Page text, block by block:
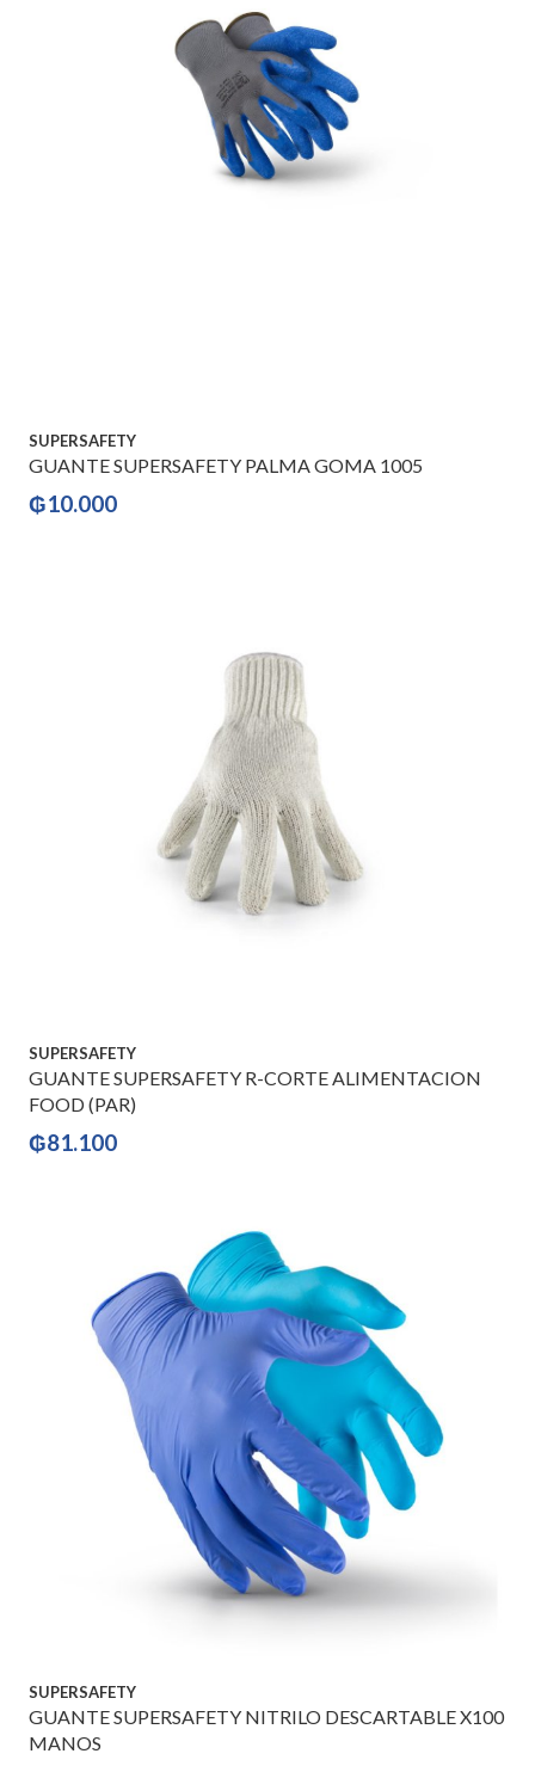
SUPERSAFETY
GUANTE SUPERSAFETY PALMA GOMA 1005
₲10.000
SUPERSAFETY
GUANTE SUPERSAFETY R-CORTE ALIMENTACION
FOOD (PAR)
₲81.100
SUPERSAFETY
GUANTE SUPERSAFETY NITRILO DESCARTABLE X100
MANOS